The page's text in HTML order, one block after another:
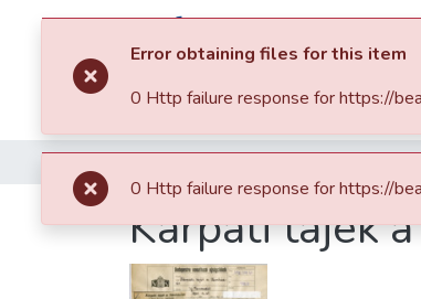
UDAPEST
ELECTRONIC
ARCHIVE
Kárpáti tájék
Error obtaining files for this item
0 Http failure response for https://
0 Http failure response for https://